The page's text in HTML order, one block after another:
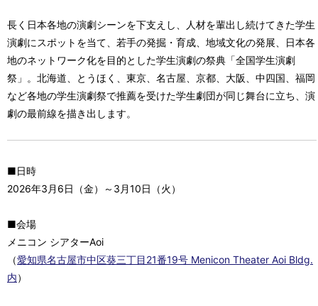
長く日本各地の演劇シーンを下支えし、人材を輩出し続けてきた学生
演劇にスポットを当て、若手の発掘・育成、地域文化の発展、日本各
地のネットワーク化を目的とした学生演劇の祭典「全国学生演劇
祭」。北海道、とうほく、東京、名古屋、京都、大阪、中四国、福岡
など各地の学生演劇祭で推薦を受けた学生劇団が同じ舞台に立ち、演
劇の最前線を描き出します。
■日時
2026年3月6日（金）～3月10日（火）
■会場
メニコン シアターAoi
（愛知県名古屋市中区葵三丁目21番19号 Menicon Theater Aoi Bldg.
内）